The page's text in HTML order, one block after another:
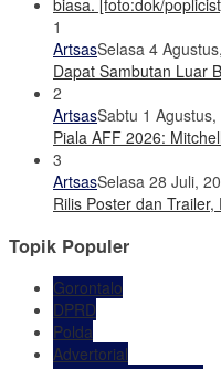
1
ArtsasSelasa 4
Dapat Sambutan Luar
2
ArtsasSabtu 1 Agustus,
Piala AFF 2026:
3
ArtsasSelasa 28 Juli,
Rilis Poster dan
Topik Populer
Gorontalo
DPRD
Polda
Advertorial